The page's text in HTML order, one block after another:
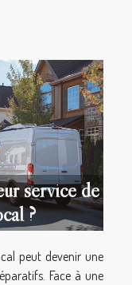
service de
?
peut devenir une
Face à une